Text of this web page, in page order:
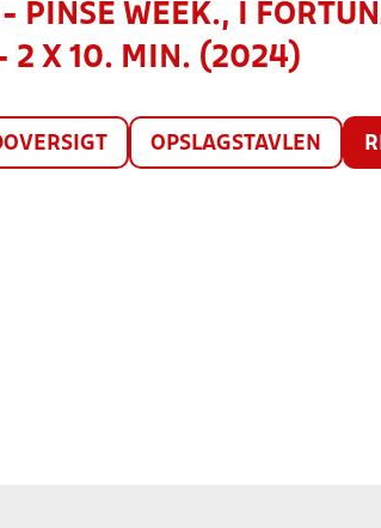
WEEK., I
2 X 10. MIN. (2024)
OPSLAGSTAVLEN